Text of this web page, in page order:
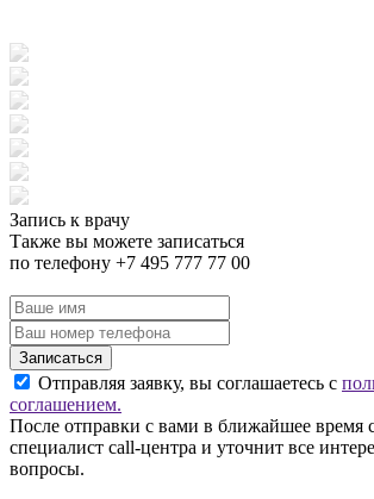
Запись к врачу
Также вы можете записаться
по телефону +7 495 777 77 00
Записаться
Отправляя заявку, вы соглашаетесь с
соглашением.
После отправки с вами в ближайшее время
специалист call-центра и уточнит все
вопросы.